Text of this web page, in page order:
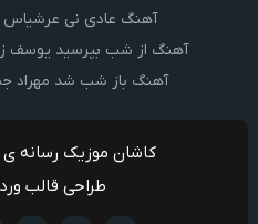
آهنگ عادی نی
آهنگ از شب بپرسید یوسف
آهنگ باز شب شد مهراد
کاشان موزیک رسانه ی
طراحی قالب